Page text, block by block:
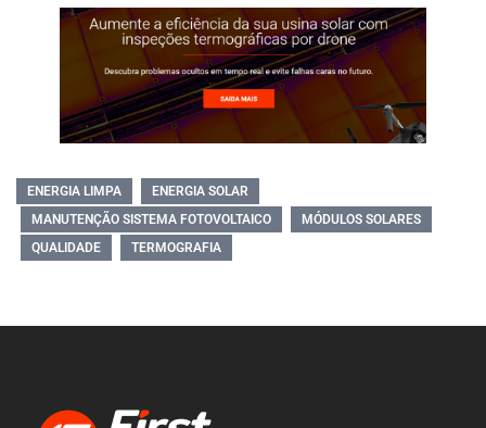
ENERGIA LIMPA
ENERGIA SOLAR
MANUTENÇÃO SISTEMA FOTOVOLTAICO
MÓDULOS SOLARES
QUALIDADE
TERMOGRAFIA